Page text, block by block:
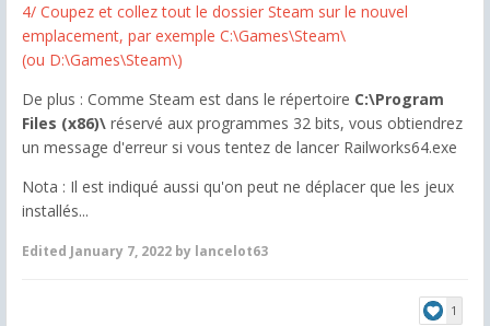
4/ Coupez et collez tout le dossier Steam sur le nouvel
emplacement, par exemple C:\Games\Steam\
(ou D:\Games\Steam\)
De plus : Comme Steam est dans le répertoire C:\Program
Files (x86)\ réservé aux programmes 32 bits, vous obtiendrez
un message d'erreur si vous tentez de lancer Railworks64.exe
Nota : Il est indiqué aussi qu'on peut ne déplacer que les jeux
installés...
Edited January 7, 2022 by lancelot63
1